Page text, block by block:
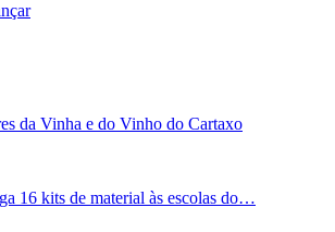
da Vinha e do Vinho do Cartaxo
16 kits de material às escolas do…